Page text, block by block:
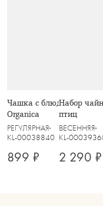
Чашка с блюдцем, 90
Organica
РЕГУЛЯРНАЯ
KL-00038840
899 ₽
Набор
птиц
ВЕСЕННЯЯ
KL-
2 290 ₽